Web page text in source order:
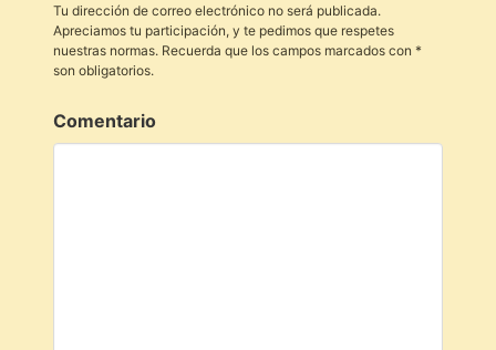
Tu dirección de correo electrónico no será publicada.
Apreciamos tu participación, y te pedimos que respetes
nuestras normas. Recuerda que los campos marcados con *
son obligatorios.
Comentario